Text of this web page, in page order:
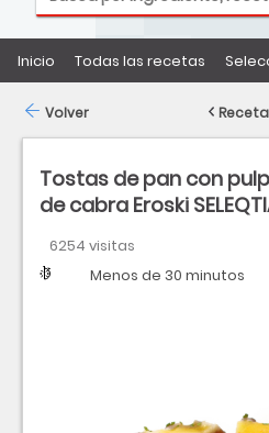
Inicio Todas las recetas
Tostas de pan con
de cabra Eroski
6254 visitas
Dificultad
Tiempo Menos de 30 minutos
Volver